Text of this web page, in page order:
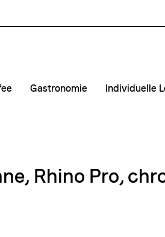
Gastronomie
Mietmaterial
Individuelle
Rhino Pro,